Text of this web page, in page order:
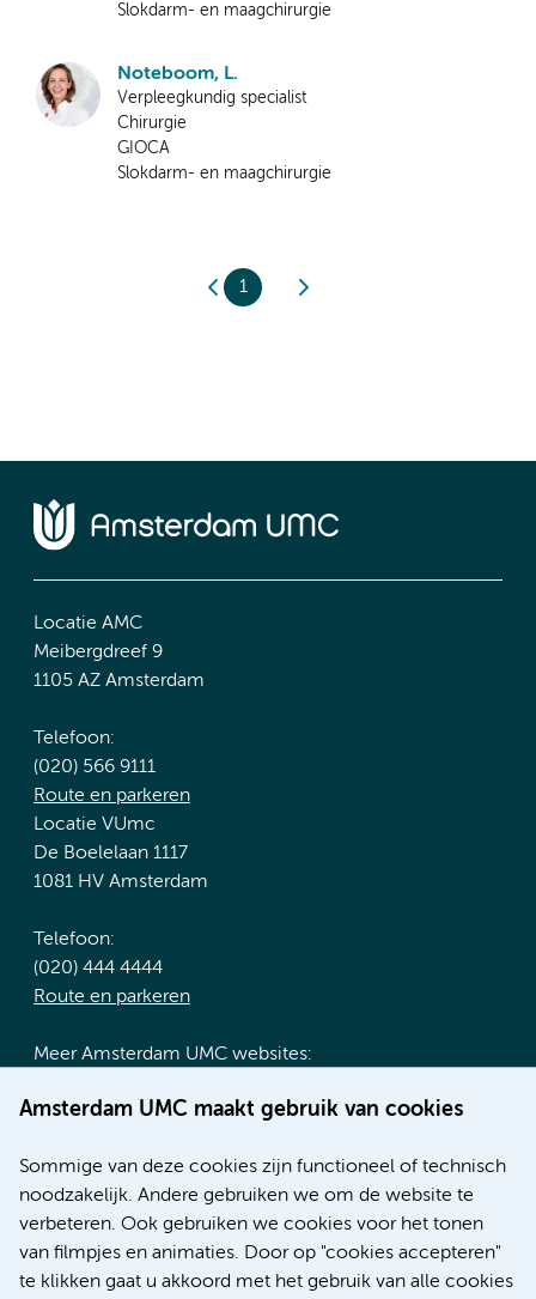
Amsterdam UMC maakt gebruik van cookies
Sommige van deze cookies zijn functioneel of technisch
noodzakelijk. Andere gebruiken we om de website te
verbeteren. Ook gebruiken we cookies voor het tonen
van filmpjes en animaties. Door op "cookies accepteren"
te klikken gaat u akkoord met het gebruik van alle cookies
Slokdarm- en maagchirurgie
Noteboom, L.
Verpleegkundig specialist
Chirurgie
GIOCA
Slokdarm- en maagchirurgie
1
Locatie AMC
Meibergdreef 9
1105 AZ Amsterdam
Telefoon:
(020) 566 9111
Route en parkeren
Locatie VUmc
De Boelelaan 1117
1081 HV Amsterdam
Telefoon:
(020) 444 4444
Route en parkeren
Meer Amsterdam UMC websites:
Werken bij Amsterdam UMC
Nieuws
Research
Educatie locatie AMC
Educatie locatie VUmc